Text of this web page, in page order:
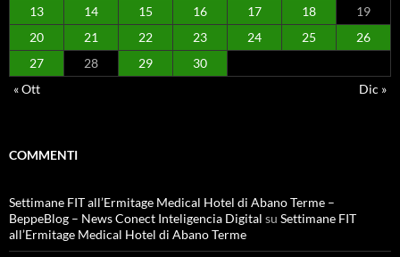
13
14 15 16 17 18
19
20
21 22 23 24 25
26
27
28 29
30
« Ott
Dic »
COMMENTI
Settimane FIT all’Ermitage Medical Hotel di Abano Terme –
BeppeBlog – News Conect Inteligencia Digital su Settimane FIT
all’Ermitage Medical Hotel di Abano Terme